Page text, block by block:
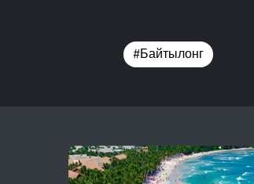
#Байтылонг